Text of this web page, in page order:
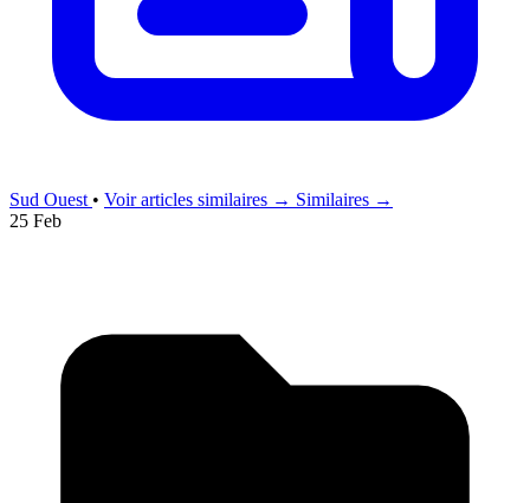
Sud Ouest • Voir articles similaires → Similaires →
25 Feb